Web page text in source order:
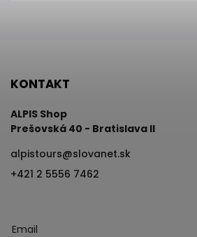
KONTAKT
ALPIS Shop
Prešovská 40 - Bratislava II
alpistours@slovanet.sk
+421 2 5556 7462
Email